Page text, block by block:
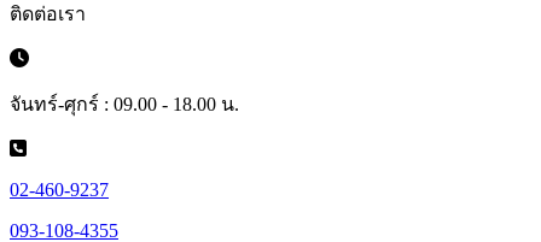
ติดต่อเรา
จันทร์-ศุกร์ : 09.00 - 18.00 น.
02-460-9237
093-108-4355